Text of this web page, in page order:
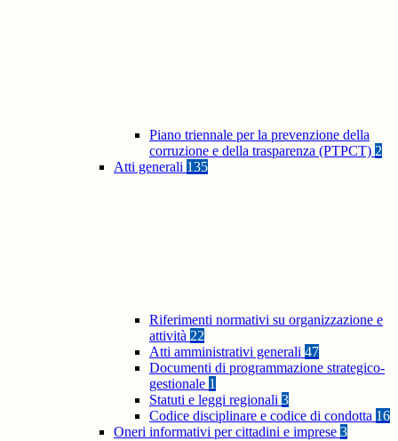
Piano triennale per la prevenzione della
corruzione e della trasparenza (PTPCT) 2
Atti generali 135
Riferimenti normativi su organizzazione e
attività 22
Atti amministrativi generali 47
Documenti di programmazione strategico-
gestionale 1
Statuti e leggi regionali 3
Codice disciplinare e codice di condotta 16
Oneri informativi per cittadini e imprese 3